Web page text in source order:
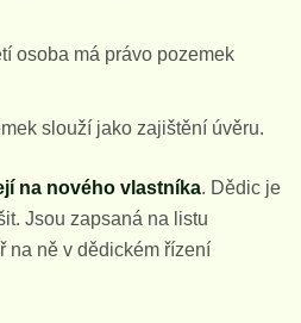
osoba má právo pozemek
slouží jako zajištění úvěru.
na nového vlastníka. Dědic je
Jsou zapsaná na listu
na ně v dědickém řízení